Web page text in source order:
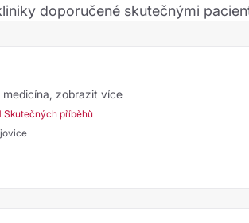
doporučené skutečnými
zobrazit více
Skutečných příběhů